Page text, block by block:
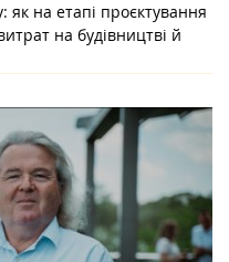
як на етапі проєктування
на будівництві й